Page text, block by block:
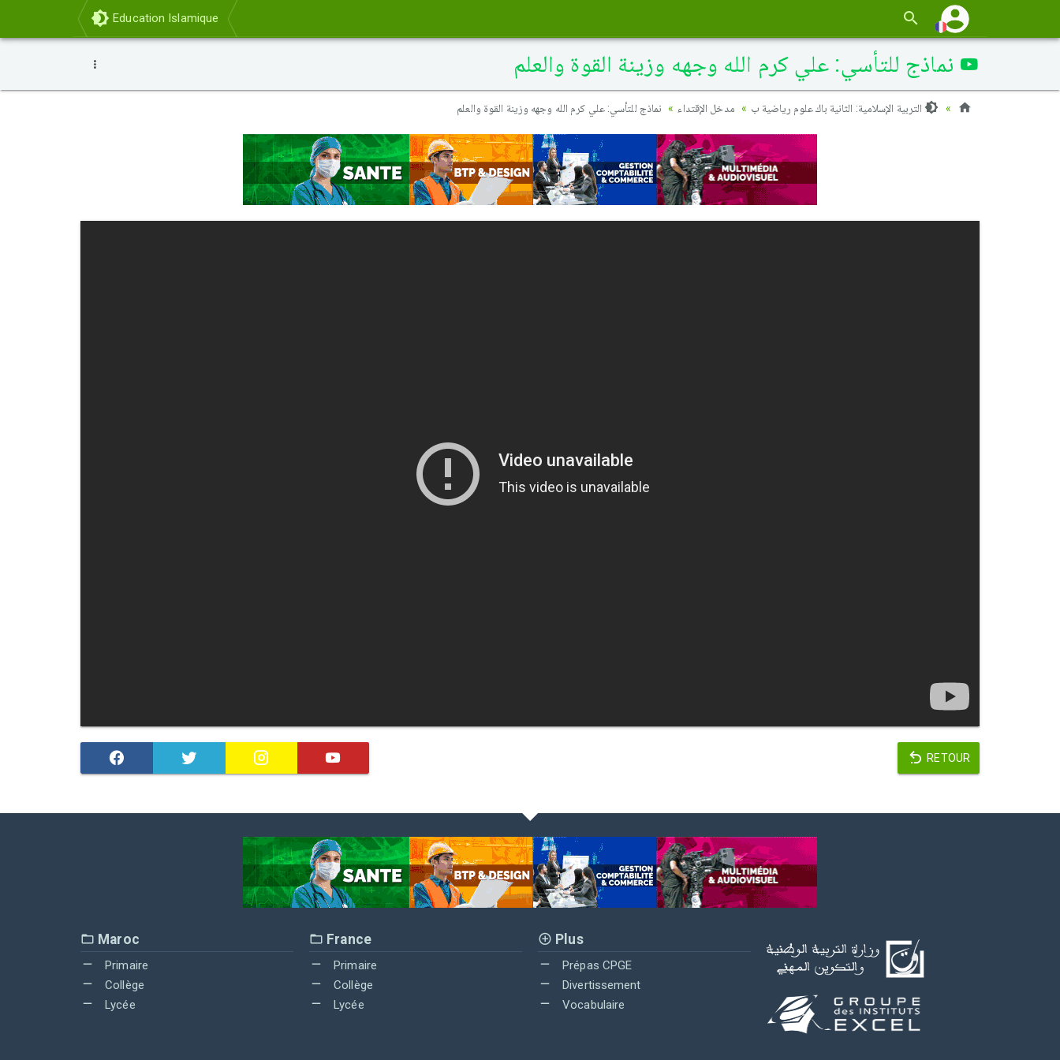
Education Islamique
نماذج للتأسي: علي كرم الله وجهه وزينة القوة والعلم
التربية الإسلامية: الثانية باك علوم رياضية ب مدخل الإقتداء نماذج للتأسي: علي كرم الله وجهه وزينة القوة والعلم
RETOUR
Maroc
Primaire
Collège
Lycée
France
Primaire
Collège
Lycée
Plus
Prépas CPGE
Divertissement
Vocabulaire